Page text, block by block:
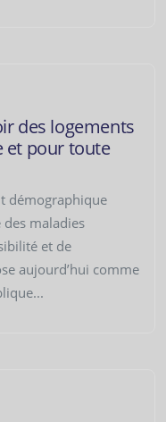
des logements
et pour toute
démographique
des maladies
et de
aujourd’hui comme